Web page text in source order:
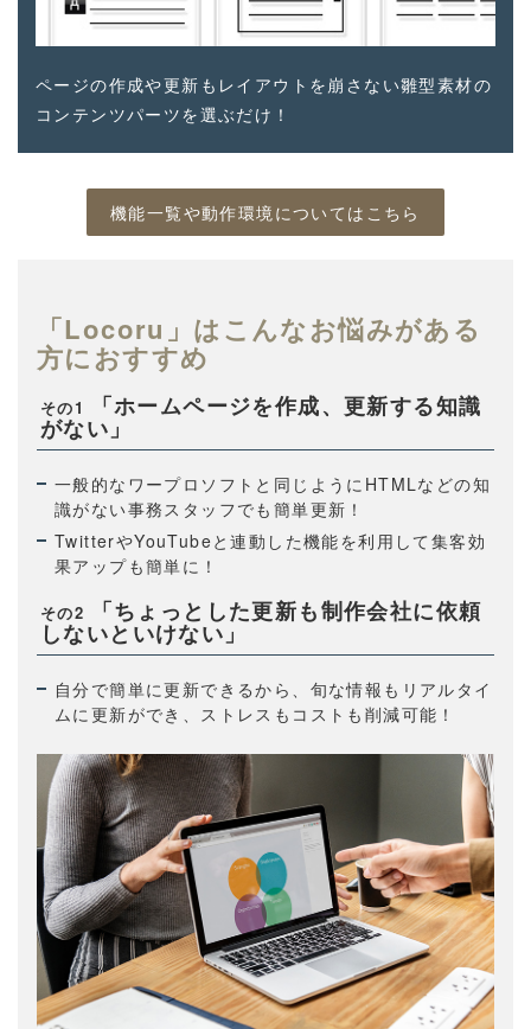
ページの作成や更新もレイアウトを崩さない雛型素材の
コンテンツパーツを選ぶだけ！
機能一覧や動作環境についてはこちら
「Locoru」はこんなお悩みがある
方におすすめ
その1 「ホームページを作成、更新する知識
がない」
一般的なワープロソフトと同じようにHTMLなどの知
識がない事務スタッフでも簡単更新！
TwitterやYouTubeと連動した機能を利用して集客効
果アップも簡単に！
その2 「ちょっとした更新も制作会社に依頼
しないといけない」
自分で簡単に更新できるから、旬な情報もリアルタイ
ムに更新ができ、ストレスもコストも削減可能！